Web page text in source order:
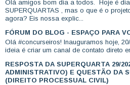
Olá amigos bom dia a todos. Hoje é
SUPERQUARTAS , mas o que é o
agora? Eis nossa explic...
FÓRUM DO BLOG - ESPAÇO PARA
Olá #concurseiros! Inauguramos hoje,
ideia é criar um canal de contato direto
RESPOSTA DA SUPERQUARTA 29/
ADMINISTRATIVO) E QUESTÃO DA
(DIREITO PROCESSUAL CIVIL)